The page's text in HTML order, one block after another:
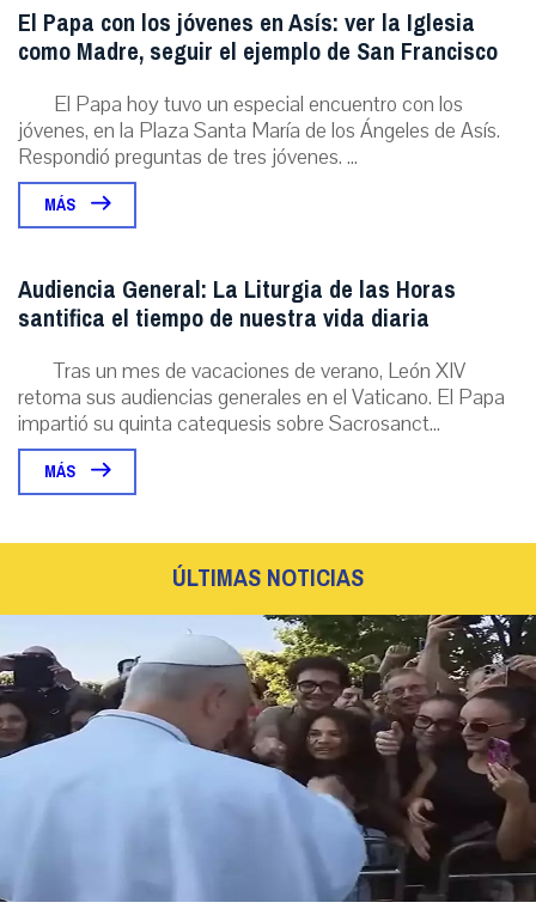
El Papa con los jóvenes en Asís: ver la Iglesia
como Madre, seguir el ejemplo de San Francisco
El Papa hoy tuvo un especial encuentro con los
jóvenes, en la Plaza Santa María de los Ángeles de Asís.
Respondió preguntas de tres jóvenes. ...
MÁS
Audiencia General: La Liturgia de las Horas
santifica el tiempo de nuestra vida diaria
Tras un mes de vacaciones de verano, León XIV
retoma sus audiencias generales en el Vaticano. El Papa
impartió su quinta catequesis sobre Sacrosanct...
MÁS
ÚLTIMAS NOTICIAS